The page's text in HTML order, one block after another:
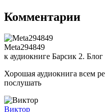
Комментарии
Meta294849
к аудиокниге Барсик 2.
Хорошая аудиокнига всем
послушать
Виктор